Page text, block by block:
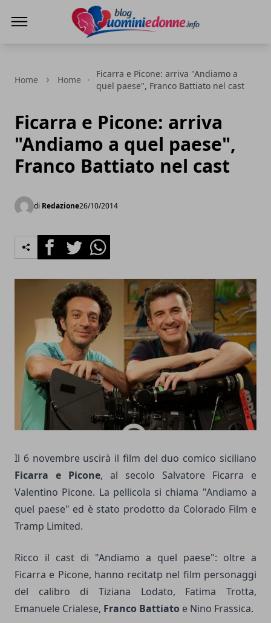
Home Home
Ficarra e Picone: arriva "Andiamo a
quel paese", Franco Battiato nel cast
Ficarra e Picone: arriva
"Andiamo a quel paese",
Franco Battiato nel cast
di Redazione26/10/2014
FacebookTwitterWhatsapp
Il 6 novembre uscirà il film del duo comico siciliano
Ficarra e Picone, al secolo Salvatore Ficarra e
Valentino Picone. La pellicola si chiama "Andiamo a
quel paese" ed è stato prodotto da Colorado Film e
Tramp Limited.
Ricco il cast di "Andiamo a quel paese": oltre a
Ficarra e Picone, hanno recitatp nel film personaggi
del calibro di Tiziana Lodato, Fatima Trotta,
Emanuele Crialese, Franco Battiato e Nino Frassica.